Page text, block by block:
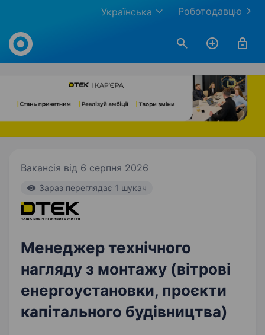
Роботодавцю
Українська
Work.ua
Вакансія від 6 серпня 2026
Зараз переглядає 1 шукач
Менеджер технічного
нагляду з монтажу (вітрові
енергоустановки, проєкти
капітального будівництва)